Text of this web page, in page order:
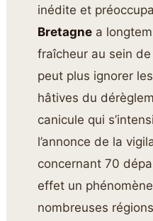
inédite et
Bretagne a
fraîcheur au sein
peut plus ignorer
hâtives du
canicule qui
l’annonce de la
concernant 70
effet un
nombreuses